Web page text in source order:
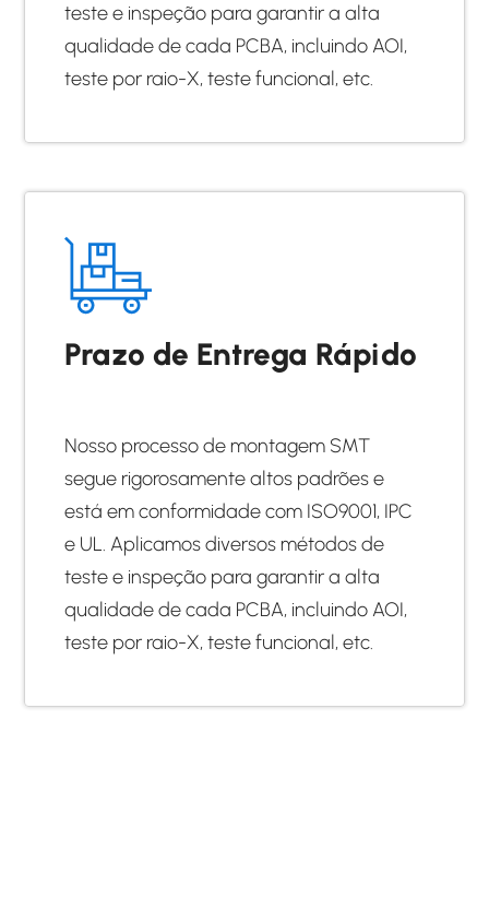
teste e inspeção para garantir a alta
qualidade de cada PCBA, incluindo AOI,
teste por raio-X, teste funcional, etc.
Prazo de Entrega Rápido
Nosso processo de montagem SMT
segue rigorosamente altos padrões e
está em conformidade com ISO9001, IPC
e UL. Aplicamos diversos métodos de
teste e inspeção para garantir a alta
qualidade de cada PCBA, incluindo AOI,
teste por raio-X, teste funcional, etc.